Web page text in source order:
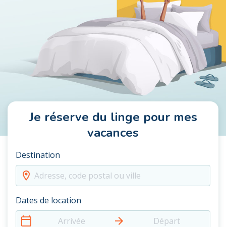
Je réserve du linge pour mes
vacances
Destination
Adresse, code postal ou ville
Dates de location
Arrivée
Départ